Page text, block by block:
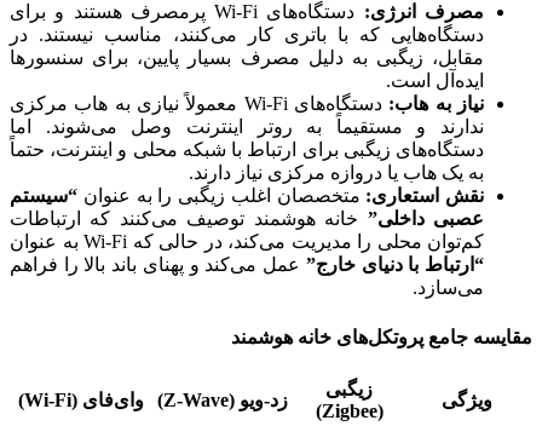
مصرف انرژی:
دستگاه‌های Wi-Fi پرمصرف هستند و برای
دستگاه‌هایی که با باتری کار می‌کنند، مناسب نیستند. در
مقابل، زیگبی به دلیل مصرف بسیار پایین، برای سنسورها
ایده‌آل است.
نیاز به هاب:
دستگاه‌های Wi-Fi معمولاً نیازی به هاب مرکزی
ندارند و مستقیماً به روتر اینترنت وصل می‌شوند. اما
دستگاه‌های زیگبی برای ارتباط با شبکه محلی و اینترنت، حتماً
به یک هاب یا دروازه مرکزی نیاز دارند.
نقش استعاری: متخصصان اغلب زیگبی را به عنوان “سیستم
عصبی داخلی” خانه هوشمند توصیف می‌کنند که ارتباطات
کم‌توان محلی را مدیریت می‌کند، در حالی که Wi-Fi به عنوان
“ارتباط با دنیای خارج” عمل می‌کند و پهنای باند بالا را فراهم
می‌سازد.
مقایسه جامع پروتکل‌های خانه هوشمند
ویژگی
زیگبی
(Zigbee)
زد-ویو (Z-Wave) وای‌فای (Wi-Fi)